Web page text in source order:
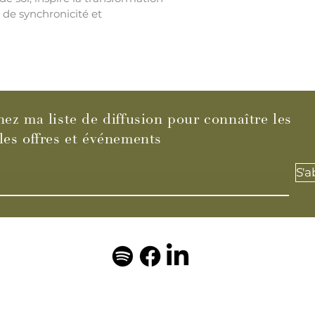
synchronicité et
ma liste de diffusion pour connaître les
offres et événements